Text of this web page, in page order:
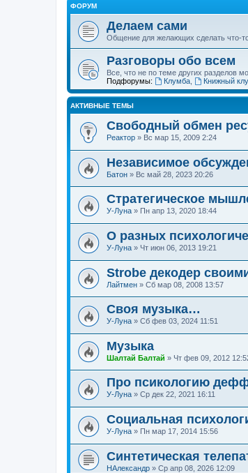
ФОРУМ
Делаем сами
Общение для желающих сделать что-
Разговоры обо всем
Все, что не по теме других разделов
Подфорумы:
Клумба, Книжный
АКТИВНЫЕ ТЕМЫ
Свободный обмен
Реактор » Вс мар 15, 2009 2:24
Независимое
Батон » Вс май 28, 2023 20:26
Стратегическое
У-Луна » Пн апр 13, 2020 18:44
О разных
У-Луна » Чт июн 06, 2013 19:21
Strobe декодер
Лайтмен » Сб мар 08, 2008 13:57
Своя музыка…
У-Луна » Сб фев 03, 2024 11:51
Музыка
Шалтай Балтай » Чт фев 09, 2012
Про псикологию
У-Луна » Ср дек 22, 2021 16:11
Социальная
У-Луна » Пн мар 17, 2014 15:56
Синтетическая
НАлександр » Ср апр 08, 2026 12:09